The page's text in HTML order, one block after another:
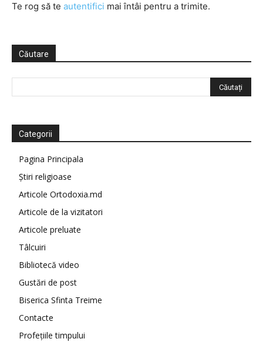
Te rog să te autentifici mai întâi pentru a trimite.
Căutare
Categorii
Pagina Principala
Știri religioase
Articole Ortodoxia.md
Articole de la vizitatori
Articole preluate
Tâlcuiri
Bibliotecă video
Gustări de post
Biserica Sfinta Treime
Contacte
Profețiile timpului